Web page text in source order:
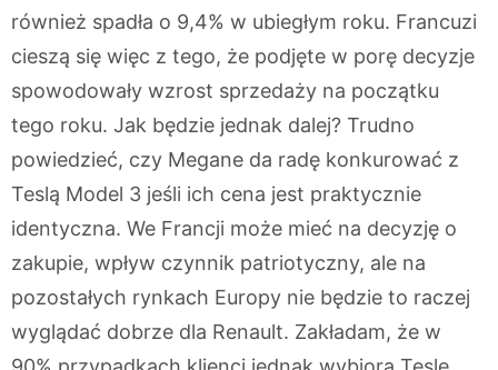
również spadła o 9,4% w ubiegłym roku. Francuzi
cieszą się więc z tego, że podjęte w porę decyzje
spowodowały wzrost sprzedaży na początku
tego roku. Jak będzie jednak dalej? Trudno
powiedzieć, czy Megane da radę konkurować z
Teslą Model 3 jeśli ich cena jest praktycznie
identyczna. We Francji może mieć na decyzję o
zakupie, wpływ czynnik patriotyczny, ale na
pozostałych rynkach Europy nie będzie to raczej
wyglądać dobrze dla Renault. Zakładam, że w